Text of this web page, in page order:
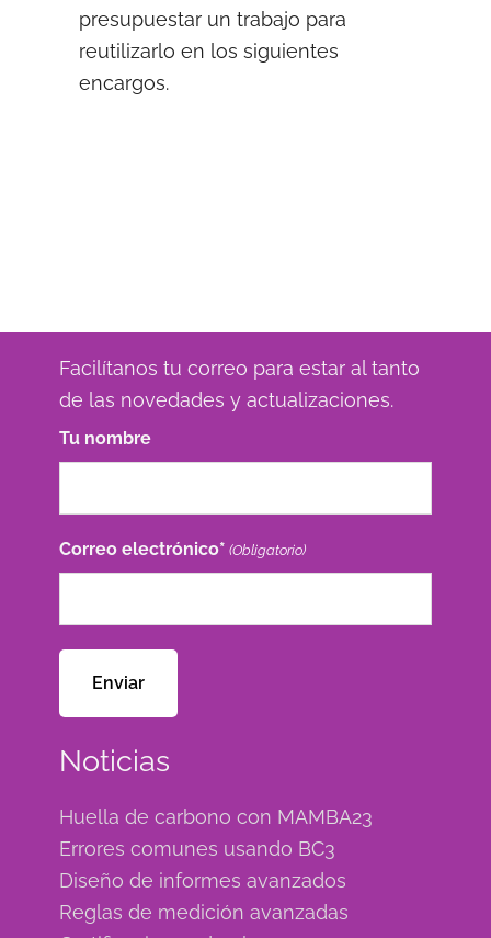
presupuestar un trabajo para
reutilizarlo en los siguientes
encargos.
Facilítanos tu correo para estar al tanto
de las novedades y actualizaciones.
Tu nombre
Correo electrónico* (Obligatorio)
Noticias
Huella de carbono con MAMBA23
Errores comunes usando BC3
Diseño de informes avanzados
Reglas de medición avanzadas